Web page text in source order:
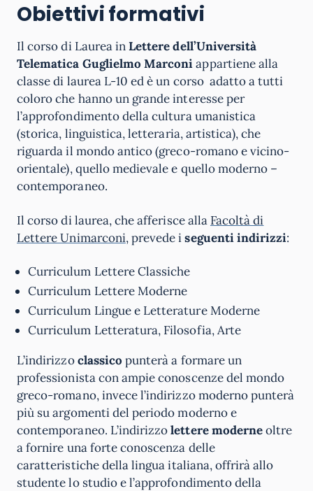
Obiettivi formativi
Il corso di Laurea inLettere dell’Università
Telematica Guglielmo Marconiappartiene alla
classe di laurea L-10 ed è un corso adatto a tutti
coloro che hanno un grande interesse per
l’approfondimento della cultura umanistica
(storica, linguistica, letteraria, artistica), che
riguarda il mondo antico (greco-romano e vicino-
orientale), quello medievale e quello moderno –
contemporaneo.
Il corso di laurea, che afferisce alla Facoltà di
Lettere Unimarconi, prevede iseguenti indirizzi:
Curriculum Lettere Classiche
Curriculum Lettere Moderne
Curriculum Lingue e Letterature Moderne
Curriculum Letteratura, Filosofia, Arte
L’indirizzoclassico punterà a formare un
professionista con ampie conoscenze del mondo
greco-romano, invece l’indirizzo moderno punterà
più su argomenti del periodo moderno e
contemporaneo. L’indirizzolettere moderneoltre
a fornire una forte conoscenza delle
caratteristiche della lingua italiana, offrirà allo
studente lo studio e l’approfondimento della